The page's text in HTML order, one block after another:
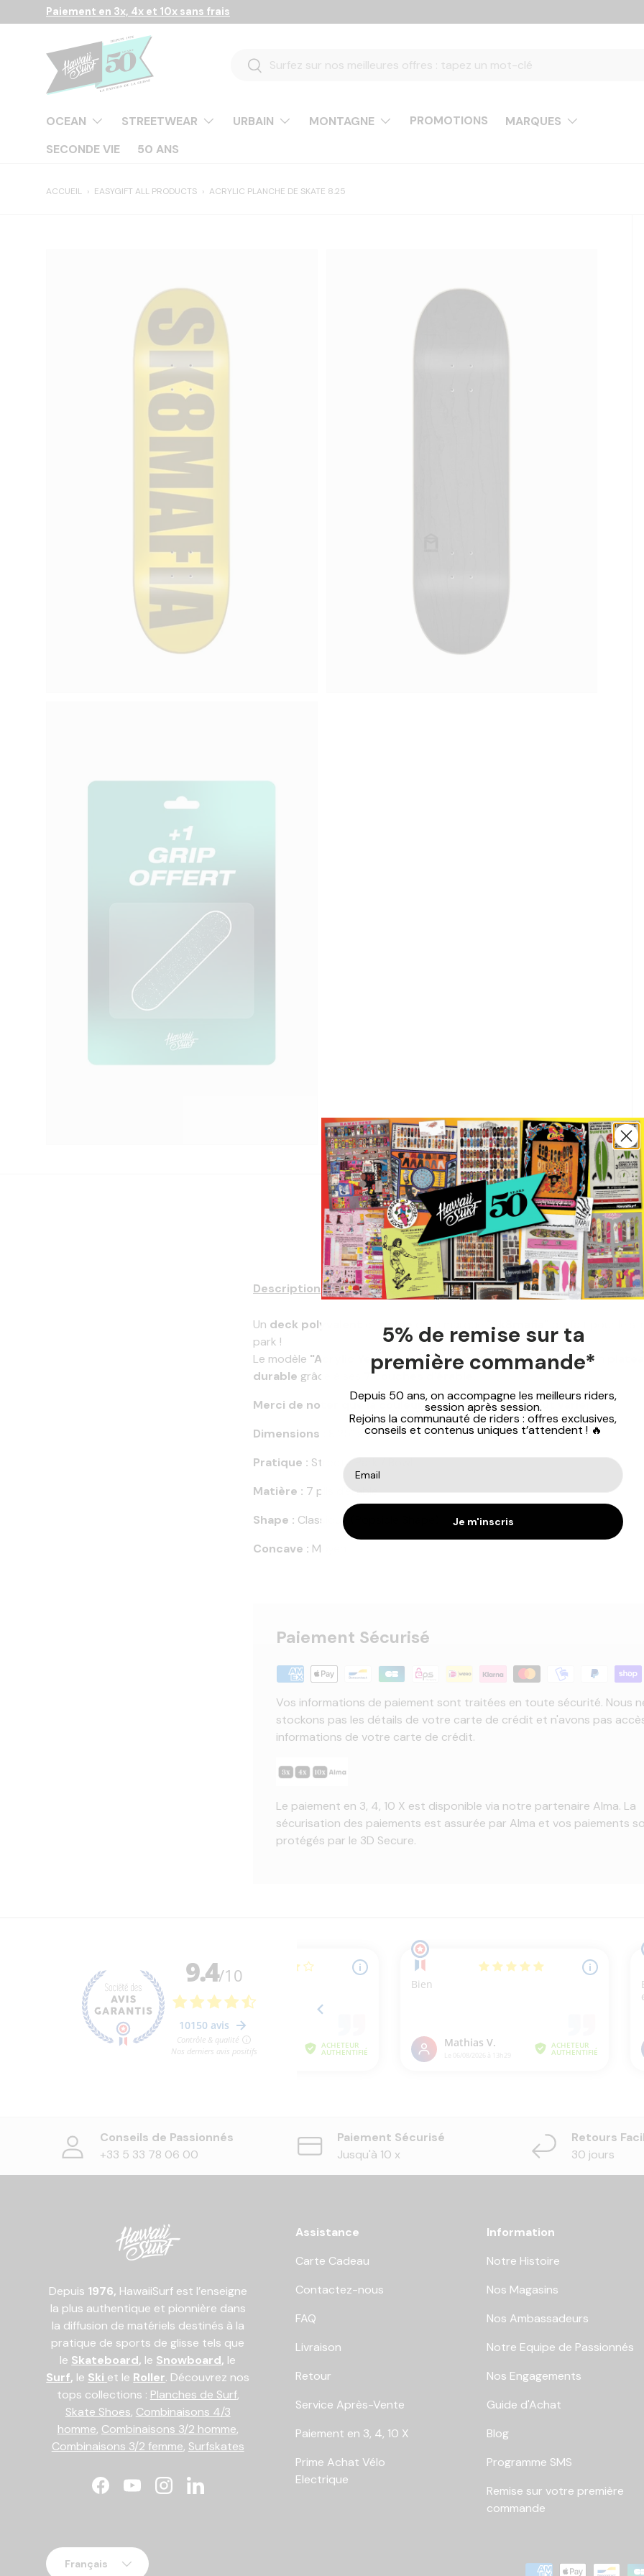
Aller au contenu
Paiement en 3x, 4x et 10x sans frais
Recherche
Rechercher
OCEAN STREETWEAR URBAIN MONTAGNE PROMOTIONS
MARQUES
SECONDE VIE
50 ANS
ACCUEIL › EASYGIFT ALL PRODUCTS › ACRYLIC PLANCHE DE SKATE 8.25
Description Spécifications
Un deck polyvalent rigide de la marque "Sk8mafia"
parfait pour le
park !
Le modèle "Acrylic Yellow"vous offre un design épuré, jaune et un
durable grâce à ses
7 couches d'érable.
Merci de noter que la couleur du bois coté grip peut varier.
Dimensions :
8.25" x 32"
Pratique : Street / Park / Bowl
Matière : 7 plis d'érable
Shape : Classique (Popsicle Shape)
Concave : Moyen
Paiement Sécurisé
Vos informations de paiement sont traitées en toute sécurité. Nous
stockons pas les détails de votre carte de crédit et n'avons pas
informations de votre carte de crédit.
Le paiement en 3, 4, 10 X est disponible via notre partenaire Alma. La
sécurisation des paiements est assurée par Alma et vos paiements
protégés par le 3D Secure.
Conseils de Passionnés
+33 5 33 78 06 00
Paiement Sécurisé
Jusqu'à 10 x
Retours
30 jours
Depuis 1976, HawaiiSurf est l’enseigne
la plus authentique et pionnière dans
la diffusion de matériels destinés à la
pratique de sports de glisse tels que
le Skateboard, le Snowboard, le
Surf, le Ski et le Roller. Découvrez nos
tops collections : Planches de Surf,
Skate Shoes, Combinaisons 4/3
homme, Combinaisons 3/2 homme,
Combinaisons 3/2 femme, Surfskates
FacebookYouTubeInstagramLinkedIn
Assistance
Carte Cadeau
Contactez-nous
FAQ
Livraison
Retour
Service Après-Vente
Paiement en 3, 4, 10 X
Prime Achat Vélo
Electrique
Information
Notre Histoire
Nos Magasins
Nos Ambassadeurs
Notre Equipe de Passionnés
Nos Engagements
Guide d'Achat
Blog
Programme SMS
Remise sur votre première
commande
Moyens de paiement
Langue
Français
5% de remise sur ta
première commande*
Depuis 50 ans, on accompagne les meilleurs riders,
session après session.
Rejoins la communauté de riders : offres exclusives,
conseils et contenus uniques t’attendent ! 🔥
Je m'inscris